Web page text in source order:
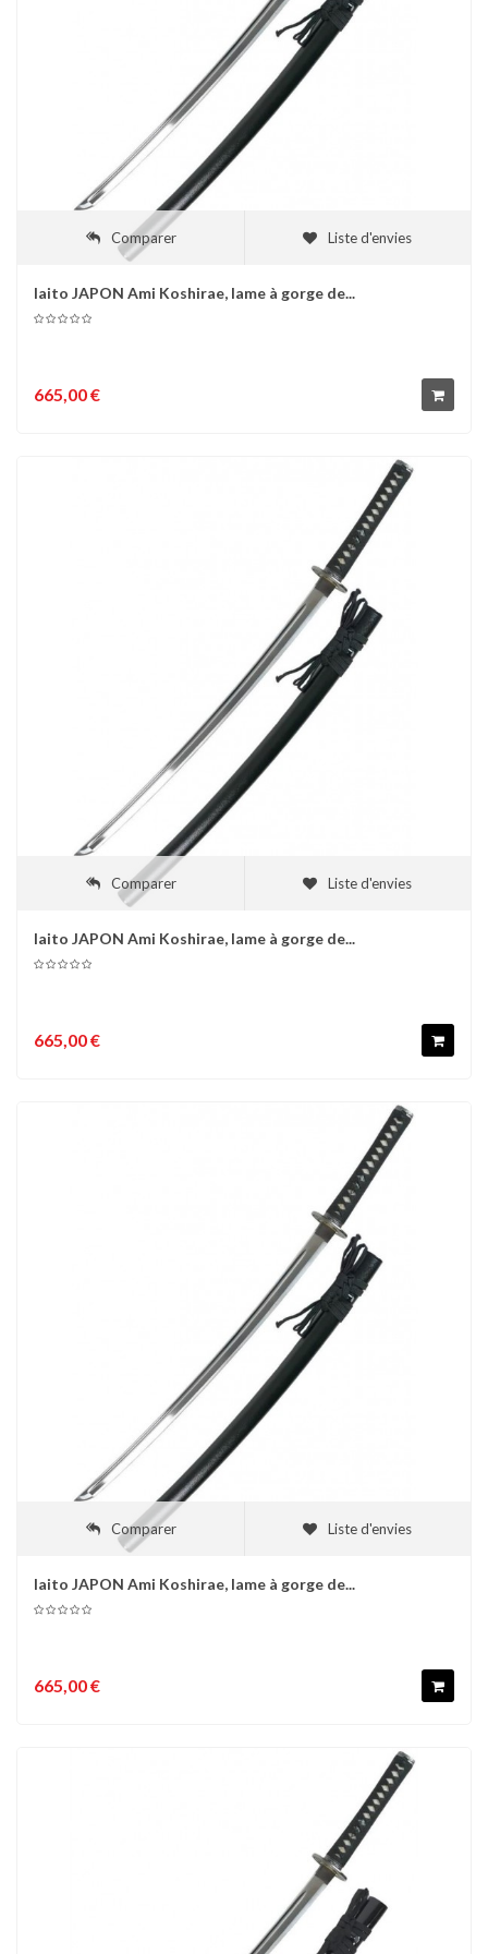
Comparer Liste d'envies
Iaito JAPON Ami Koshirae, lame à gorge de...
665,00 €
Comparer Liste d'envies
Iaito JAPON Ami Koshirae, lame à gorge de...
665,00 €
Comparer Liste d'envies
Iaito JAPON Ami Koshirae, lame à gorge de...
665,00 €